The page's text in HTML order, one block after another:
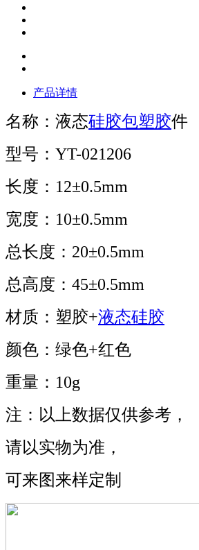
产品详情
名称：液态硅胶包塑胶件
型号：YT-021206
长度：12±0.5mm
宽度：10±0.5mm
总长度：20±0.5mm
总高度：45±0.5mm
材质：塑胶+液态硅胶
颜色：绿色+红色
重量：10g
注：以上数据仅供参考，
请以实物为准，
可来图来样定制